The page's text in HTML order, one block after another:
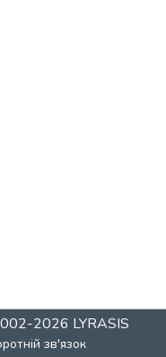
2026 LYRASIS
зв'язок